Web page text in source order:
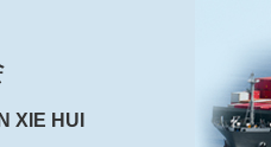
XIE HUI